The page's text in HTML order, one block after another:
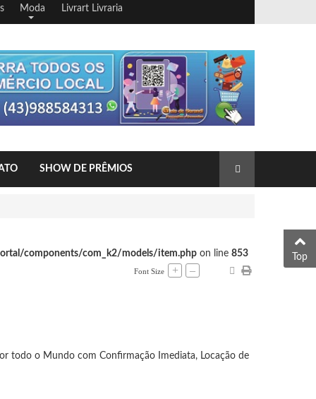
Moda Livrart Livraria
SHOW DE PRÊMIOS
components/com_k2/models/item.php on line 853
Font Size + –
todo o Mundo com Confirmação Imediata, Locação de
Top